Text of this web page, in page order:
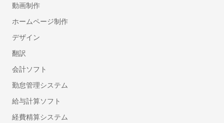
動画制作
ホームページ制作
デザイン
翻訳
会計ソフト
勤怠管理システム
給与計算ソフト
経費精算システム